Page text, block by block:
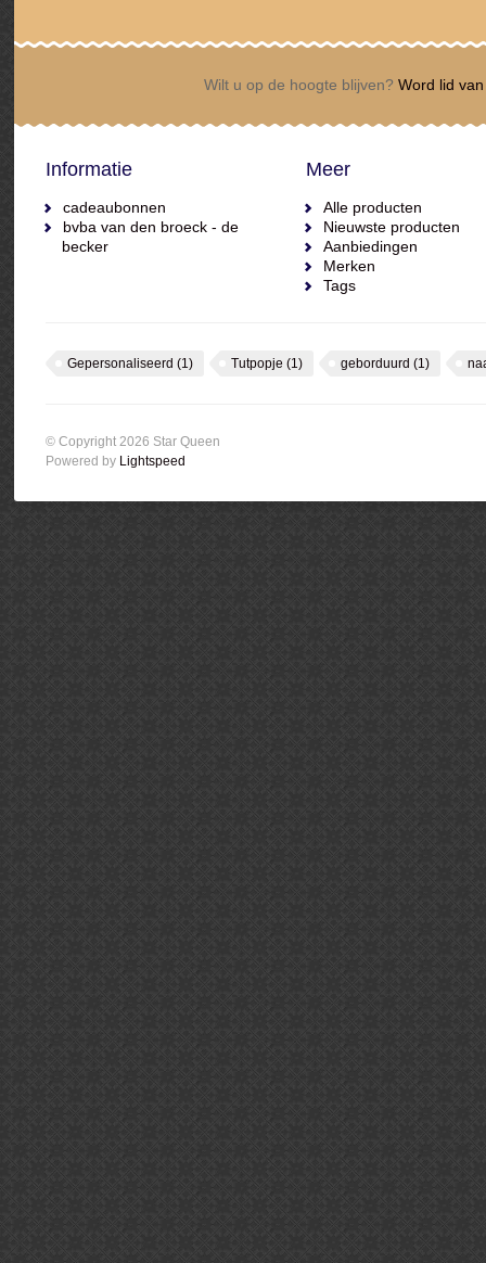
Wilt u op de hoogte blijven? Word lid
Informatie
cadeaubonnen
bvba van den broeck - de
becker
Meer
Alle producten
Nieuwste producten
Aanbiedingen
Merken
Tags
Gepersonaliseerd (1) Tutpopje (1) geborduurd (1)
© Copyright 2026 Star Queen
Powered by Lightspeed